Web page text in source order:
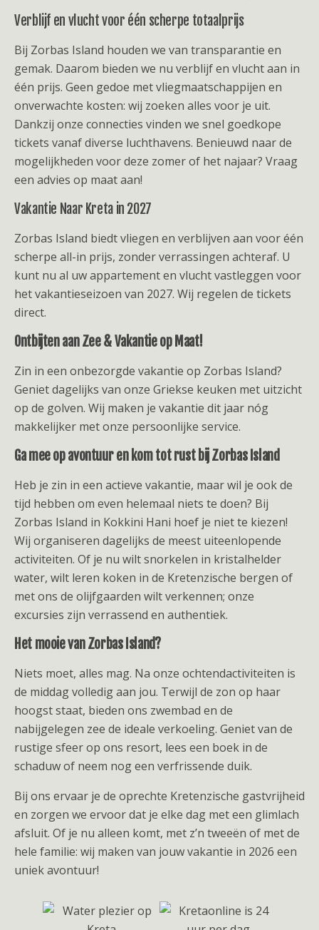
Verblijf en vlucht voor één scherpe totaalprijs
Bij Zorbas Island houden we van transparantie en
gemak. Daarom bieden we nu verblijf en vlucht aan in
één prijs. Geen gedoe met vliegmaatschappijen en
onverwachte kosten: wij zoeken alles voor je uit.
Dankzij onze connecties vinden we snel goedkope
tickets vanaf diverse luchthavens. Benieuwd naar de
mogelijkheden voor deze zomer of het najaar? Vraag
een advies op maat aan!
Vakantie Naar Kreta in 2027
Zorbas Island biedt vliegen en verblijven aan voor één
scherpe all-in prijs, zonder verrassingen achteraf. U
kunt nu al uw appartement en vlucht vastleggen voor
het vakantieseizoen van 2027. Wij regelen de tickets
direct.
Ontbijten aan Zee & Vakantie op Maat!
Zin in een onbezorgde vakantie op Zorbas Island?
Geniet dagelijks van onze Griekse keuken met uitzicht
op de golven. Wij maken je vakantie dit jaar nóg
makkelijker met onze persoonlijke service.
Ga mee op avontuur en kom tot rust bij Zorbas Island
Heb je zin in een actieve vakantie, maar wil je ook de
tijd hebben om even helemaal niets te doen? Bij
Zorbas Island in Kokkini Hani hoef je niet te kiezen!
Wij organiseren dagelijks de meest uiteenlopende
activiteiten. Of je nu wilt snorkelen in kristalhelder
water, wilt leren koken in de Kretenzische bergen of
met ons de olijfgaarden wilt verkennen; onze
excursies zijn verrassend en authentiek.
Het mooie van Zorbas Island?
Niets moet, alles mag. Na onze ochtendactiviteiten is
de middag volledig aan jou. Terwijl de zon op haar
hoogst staat, bieden ons zwembad en de
nabijgelegen zee de ideale verkoeling. Geniet van de
rustige sfeer op ons resort, lees een boek in de
schaduw of neem nog een verfrissende duik.
Bij ons ervaar je de oprechte Kretenzische gastvrijheid
en zorgen we ervoor dat je elke dag met een glimlach
afsluit. Of je nu alleen komt, met z’n tweeën of met de
hele familie: wij maken van jouw vakantie in 2026 een
uniek avontuur!